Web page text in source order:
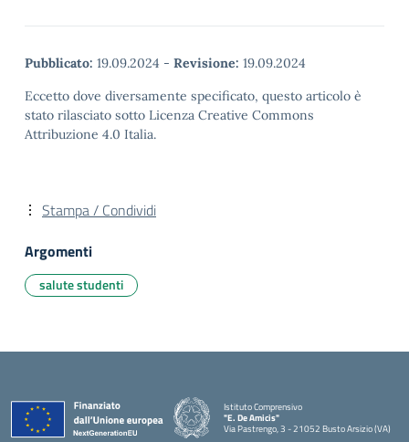
Pubblicato: 19.09.2024 - Revisione: 19.09.2024
Eccetto dove diversamente specificato, questo articolo è
stato rilasciato sotto Licenza Creative Commons
Attribuzione 4.0 Italia.
Stampa / Condividi
Argomenti
salute studenti
Istituto Comprensivo
"E. De Amicis"
Via Pastrengo, 3 - 21052 Busto Arsizio (VA)